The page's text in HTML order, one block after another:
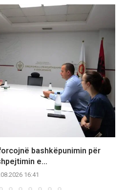
bashkëpunimin për
e...
16:41